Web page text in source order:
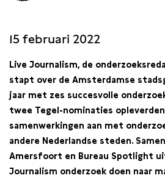
15 februari 2022
Live Journalism, de
stapt over de Amsterdamse
jaar met zes succesvolle
twee Tegel-nominaties
samenwerkingen aan met
andere Nederlandse steden.
Amersfoort en Bureau Spotlight
Journalism onderzoek doen naar